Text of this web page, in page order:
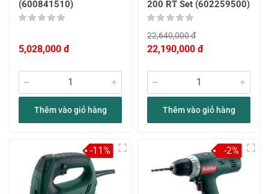
(600841510)
5,028,000 đ
Thêm vào giỏ hàng
200 RT Set (602259500)
22,640,000 đ
22,190,000 đ
Thêm vào giỏ hàng
-11% -2%